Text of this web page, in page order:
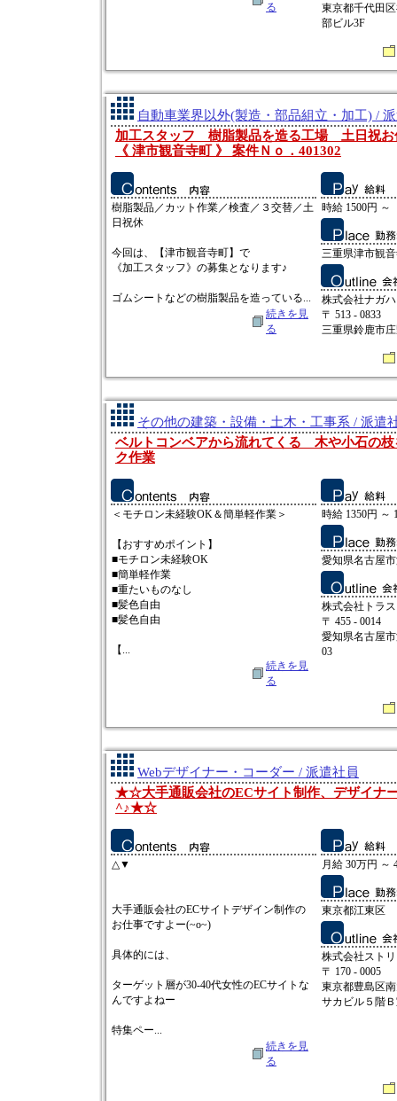
る
東京都千代田
部ビル3F
自動車業界以外(製造・部品組立・加工) /
加工スタッフ 樹脂製品を造る工場 土日祝
《 津市観音寺町 》 案件Ｎｏ．401302
樹脂製品／カット作業／検査／３交替／土
日祝休
今回は、【津市観音寺町】で
《加工スタッフ》の募集となります♪
ゴムシートなどの樹脂製品を造っている...
続きを見
る
時給 1500円 ～
三重県津市観
株式会社ナガハ
〒 513 - 0833
三重県鈴鹿市
その他の建築・設備・土木・工事系 / 派遣
ベルトコンベアから流れてくる 木や小石の枝
ク作業
＜モチロン未経験OK＆簡単軽作業＞
【おすすめポイント】
■モチロン未経験OK
■簡単軽作業
■重たいものなし
■髪色自由
■髪色自由
【...
続きを見
る
時給 1350円 ～
愛知県名古屋
株式会社トラ
〒 455 - 0014
愛知県名古屋
03
Webデザイナー・コーダー / 派遣社員
★☆大手通販会社のECサイト制作、デザイナ
^♪★☆
△▼
大手通販会社のECサイトデザイン制作の
お仕事ですよー(~o~)
具体的には、
ターゲット層が30-40代女性のECサイトな
んですよねー
特集ペー...
続きを見
る
月給 30万円 ～
東京都江東区
株式会社スト
〒 170 - 0005
東京都豊島区
サカビル５階